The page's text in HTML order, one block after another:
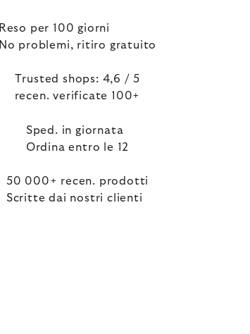
Reso per 100 giorni
No problemi, ritiro gratuito
Trusted shops: 4,6 / 5
recen. verificate 100+
Sped. in giornata
Ordina entro le 12
50 000+ recen. prodotti
Scritte dai nostri clienti